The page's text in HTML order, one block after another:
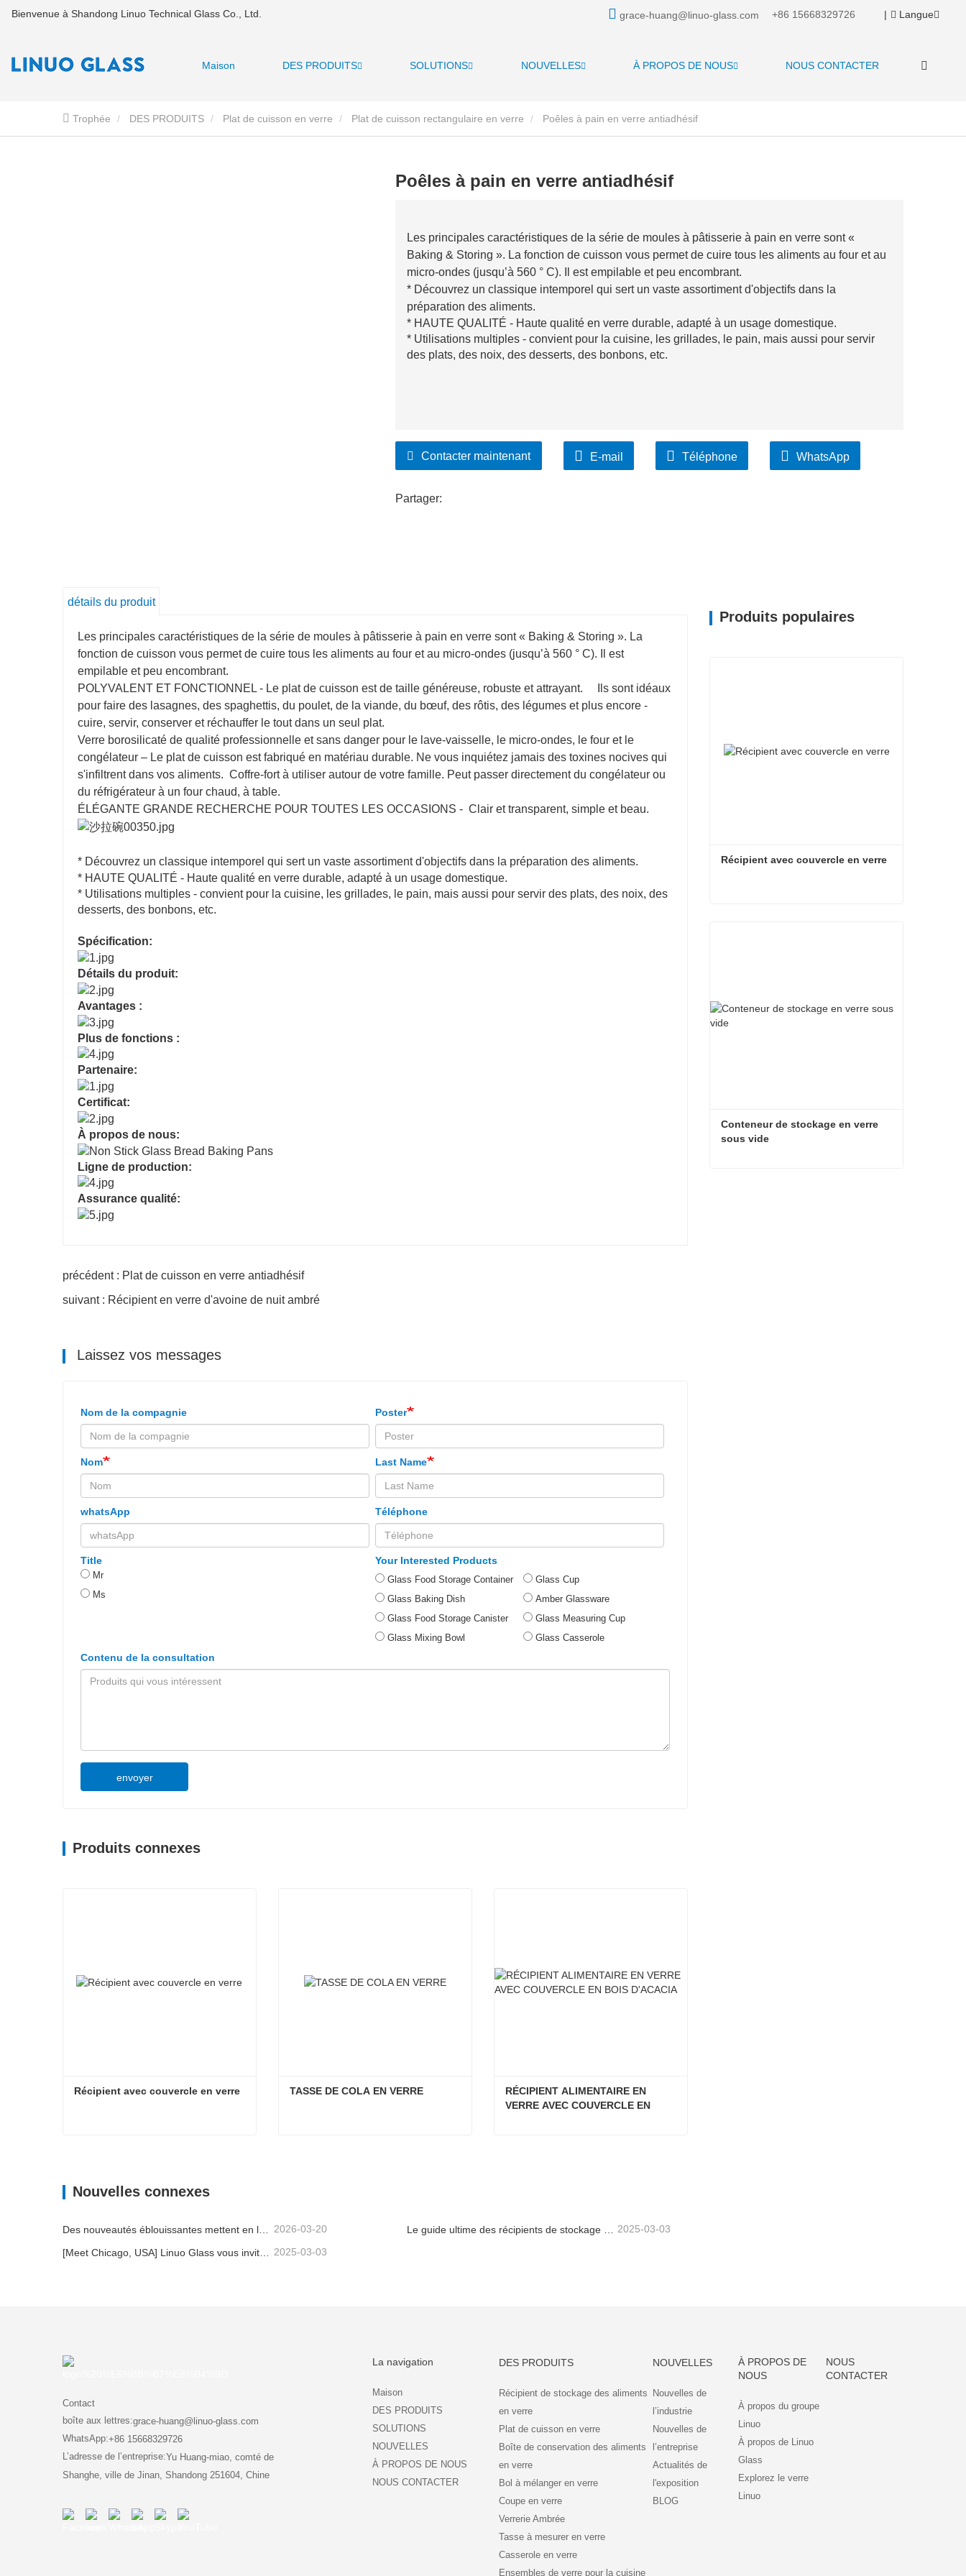
Bienvenue à Shandong Linuo Technical Glass Co., Ltd. grace-huang@linuo-glass.com +86 15668329726 | Langue
Maison DES PRODUITS SOLUTIONS NOUVELLES À PROPOS DE NOUS NOUS CONTACTER
Trophée DES PRODUITS Plat de cuisson en verre Plat de cuisson rectangulaire en verre Poêles à pain en verre antiadhésif
Poêles à pain en verre antiadhésif
Les principales caractéristiques de la série de moules à pâtisserie à pain en verre sont «
Baking & Storing ». La fonction de cuisson vous permet de cuire tous les aliments au four et au
micro-ondes (jusqu’à 560 ° C). Il est empilable et peu encombrant.
* Découvrez un classique intemporel qui sert un vaste assortiment d'objectifs dans la
préparation des aliments.
* HAUTE QUALITÉ - Haute qualité en verre durable, adapté à un usage domestique.
* Utilisations multiples - convient pour la cuisine, les grillades, le pain, mais aussi pour servir
des plats, des noix, des desserts, des bonbons, etc.
Contacter maintenant E-mail Téléphone WhatsApp
Partager:
détails du produit
Les principales caractéristiques de la série de moules à pâtisserie à pain en verre sont « Baking & Storing ». La
fonction de cuisson vous permet de cuire tous les aliments au four et au micro-ondes (jusqu’à 560 ° C). Il est
empilable et peu encombrant.
POLYVALENT ET FONCTIONNEL - Le plat de cuisson est de taille généreuse, robuste et attrayant. Ils sont idéaux
pour faire des lasagnes, des spaghettis, du poulet, de la viande, du bœuf, des rôtis, des légumes et plus encore -
cuire, servir, conserver et réchauffer le tout dans un seul plat.
Verre borosilicaté de qualité professionnelle et sans danger pour le lave-vaisselle, le micro-ondes, le four et le
congélateur – Le plat de cuisson est fabriqué en matériau durable. Ne vous inquiétez jamais des toxines nocives qui
s'infiltrent dans vos aliments. Coffre-fort à utiliser autour de votre famille. Peut passer directement du congélateur ou
du réfrigérateur à un four chaud, à table.
ÉLÉGANTE GRANDE RECHERCHE POUR TOUTES LES OCCASIONS - Clair et transparent, simple et beau.
* Découvrez un classique intemporel qui sert un vaste assortiment d'objectifs dans la préparation des aliments.
* HAUTE QUALITÉ - Haute qualité en verre durable, adapté à un usage domestique.
* Utilisations multiples - convient pour la cuisine, les grillades, le pain, mais aussi pour servir des plats, des noix, des
desserts, des bonbons, etc.
Spécification:
Détails du produit:
Avantages :
Plus de fonctions :
Partenaire:
Certificat:
À propos de nous:
Ligne de production:
Assurance qualité:
précédent : Plat de cuisson en verre antiadhésif
suivant : Récipient en verre d'avoine de nuit ambré
Laissez vos messages
Nom de la compagnie Poster
Nom Last Name
whatsApp Téléphone
Title
Mr
Ms
Your Interested Products
Glass Food Storage Container
Glass Baking Dish
Glass Food Storage Canister
Glass Mixing Bowl
Glass Cup
Amber Glassware
Glass Measuring Cup
Glass Casserole
Contenu de la consultation
envoyer
Produits connexes
Récipient avec couvercle en verre TASSE DE COLA EN VERRE
RÉCIPIENT ALIMENTAIRE EN
VERRE AVEC COUVERCLE EN
Nouvelles connexes
2026-03-20 2025-03-03
[Meet Chicago, USA] Linuo Glass vous invite à rassembler le salon à domicile inspiré de Chicago! 2025-03-03
Produits populaires
Récipient avec couvercle en verre
Conteneur de stockage en verre
sous vide
Contact
boîte aux lettres:grace-huang@linuo-glass.com
WhatsApp:+86 15668329726
L’adresse de l’entreprise:Yu Huang-miao, comté de
Shanghe, ville de Jinan, Shandong 251604, Chine
La navigation
Maison
DES PRODUITS
SOLUTIONS
NOUVELLES
À PROPOS DE NOUS
NOUS CONTACTER
DES PRODUITS
Récipient de stockage des aliments
en verre
Plat de cuisson en verre
Boîte de conservation des aliments
en verre
Bol à mélanger en verre
Coupe en verre
Verrerie Ambrée
Tasse à mesurer en verre
Casserole en verre
Ensembles de verre pour la cuisine
NOUVELLES
Nouvelles de
l’industrie
Nouvelles de
l’entreprise
Actualités de
l'exposition
BLOG
À PROPOS DE
NOUS
À propos du groupe
Linuo
À propos de Linuo
Glass
Explorez le verre
Linuo
NOUS
CONTACTER